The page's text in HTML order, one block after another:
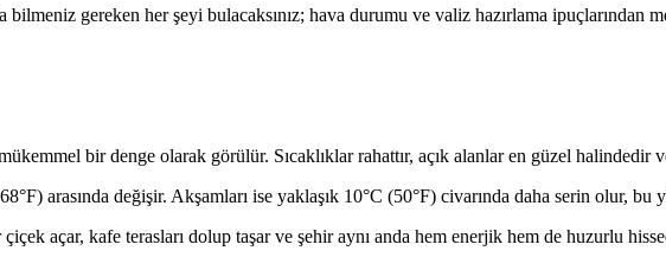
bilmeniz gereken her şeyi bulacaksınız; hava durumu ve valiz hazırlama ipuçlarından
bir denge olarak görülür. Sıcaklıklar rahattır, açık alanlar en güzel halindedir
arasında değişir. Akşamları ise yaklaşık 10°C (50°F) civarında daha serin olur,
açar, kafe terasları dolup taşar ve şehir aynı anda hem enerjik hem de huzurlu